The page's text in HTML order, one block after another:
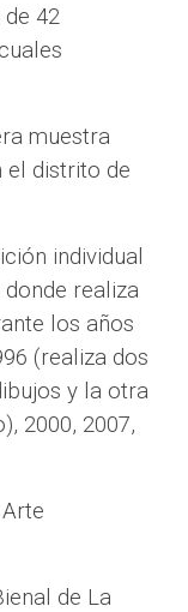
42
muestra
el distrito de
individual
realiza
los años
(realiza dos
y la otra
2000, 2007,
de La